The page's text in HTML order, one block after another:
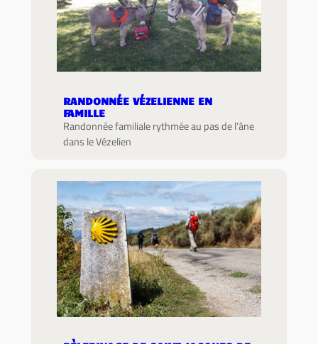
RANDONNÉE VÉZELIENNE EN
FAMILLE
Randonnée familiale rythmée au pas de l’âne
dans le Vézelien